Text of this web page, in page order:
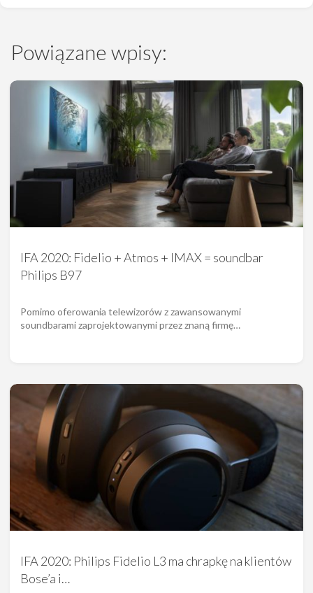
Powiązane wpisy:
IFA 2020: Fidelio + Atmos + IMAX = soundbar
Philips B97
Pomimo oferowania telewizorów z zawansowanymi
soundbarami zaprojektowanymi przez znaną firmę…
IFA 2020: Philips Fidelio L3 ma chrapkę na klientów
Bose’a i…